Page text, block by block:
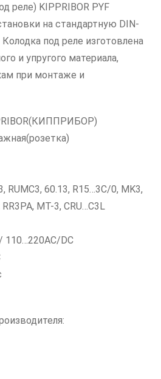
реле) KIPPRIBOR PYF
на стандартную DIN-
под реле изготовлена
и упругого материала,
при монтаже и
60.13, R15…3C/0, MK3,
MT-3, CRU…C3L
110…220AC/DC